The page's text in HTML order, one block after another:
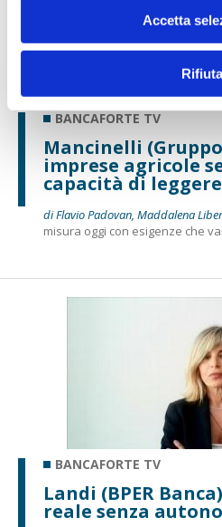
Accetta
Rifiuta
BANCAFORTE TV
Mancinelli (Gruppo
imprese agricole
capacità di
di Flavio Padovan, Maddalena
misura oggi con esigenze che
BANCAFORTE TV
Landi (BPER
reale senza